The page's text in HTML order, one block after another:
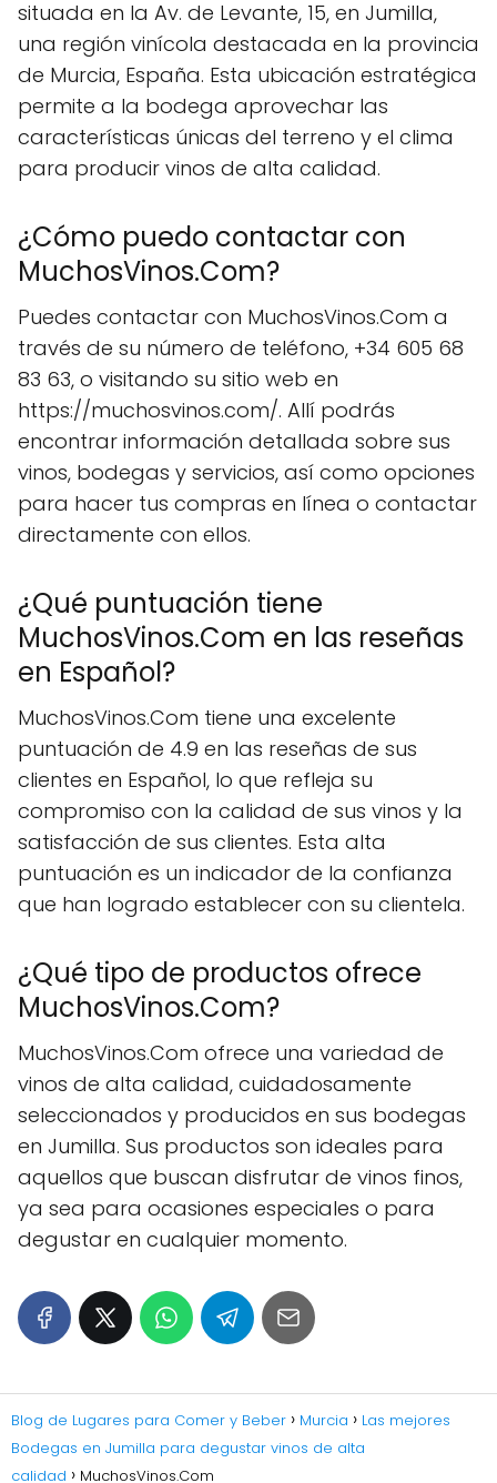
situada en la Av. de Levante, 15, en Jumilla,
una región vinícola destacada en la provincia
de Murcia, España. Esta ubicación estratégica
permite a la bodega aprovechar las
características únicas del terreno y el clima
para producir vinos de alta calidad.
¿Cómo puedo contactar con
MuchosVinos.Com?
Puedes contactar con MuchosVinos.Com a
través de su número de teléfono, +34 605 68
83 63, o visitando su sitio web en
https://muchosvinos.com/. Allí podrás
encontrar información detallada sobre sus
vinos, bodegas y servicios, así como opciones
para hacer tus compras en línea o contactar
directamente con ellos.
¿Qué puntuación tiene
MuchosVinos.Com en las reseñas
en Español?
MuchosVinos.Com tiene una excelente
puntuación de 4.9 en las reseñas de sus
clientes en Español, lo que refleja su
compromiso con la calidad de sus vinos y la
satisfacción de sus clientes. Esta alta
puntuación es un indicador de la confianza
que han logrado establecer con su clientela.
¿Qué tipo de productos ofrece
MuchosVinos.Com?
MuchosVinos.Com ofrece una variedad de
vinos de alta calidad, cuidadosamente
seleccionados y producidos en sus bodegas
en Jumilla. Sus productos son ideales para
aquellos que buscan disfrutar de vinos finos,
ya sea para ocasiones especiales o para
degustar en cualquier momento.
Blog de Lugares para Comer y Beber Murcia
Las mejores
Bodegas en Jumilla para degustar vinos de alta
calidad
MuchosVinos.Com